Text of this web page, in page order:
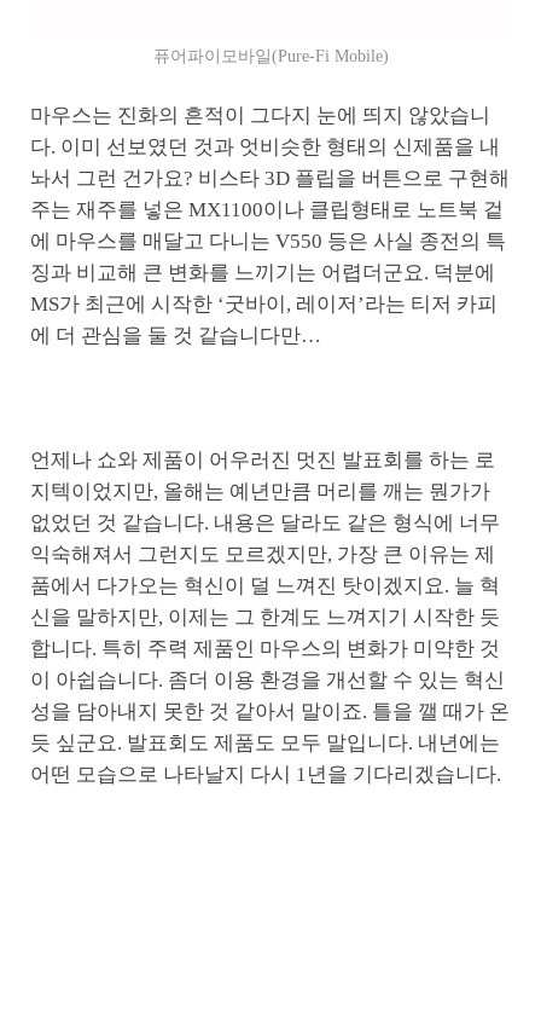
퓨어파이모바일(Pure-Fi Mobile)
마우스는 진화의 흔적이 그다지 눈에 띄지 않았습니
다. 이미 선보였던 것과 엇비슷한 형태의 신제품을 내
놔서 그런 건가요? 비스타 3D 플립을 버튼으로 구현해
주는 재주를 넣은 MX1100이나 클립형태로 노트북 겉
에 마우스를 매달고 다니는 V550 등은 사실 종전의 특
징과 비교해 큰 변화를 느끼기는 어렵더군요. 덕분에
MS가 최근에 시작한 ‘굿바이, 레이저’라는 티저 카피
에 더 관심을 둘 것 같습니다만…
언제나 쇼와 제품이 어우러진 멋진 발표회를 하는 로
지텍이었지만, 올해는 예년만큼 머리를 깨는 뭔가가
없었던 것 같습니다. 내용은 달라도 같은 형식에 너무
익숙해져서 그런지도 모르겠지만, 가장 큰 이유는 제
품에서 다가오는 혁신이 덜 느껴진 탓이겠지요. 늘 혁
신을 말하지만, 이제는 그 한계도 느껴지기 시작한 듯
합니다. 특히 주력 제품인 마우스의 변화가 미약한 것
이 아쉽습니다. 좀더 이용 환경을 개선할 수 있는 혁신
성을 담아내지 못한 것 같아서 말이죠. 틀을 깰 때가 온
듯 싶군요. 발표회도 제품도 모두 말입니다. 내년에는
어떤 모습으로 나타날지 다시 1년을 기다리겠습니다.